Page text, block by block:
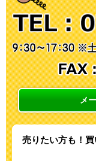
メ
売りたい方も！